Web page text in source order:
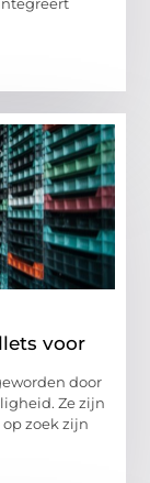
voor
door
Ze zijn
zoek zijn